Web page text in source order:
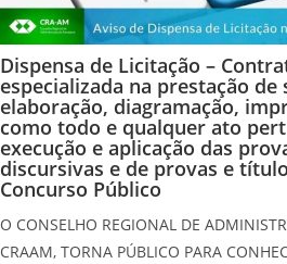
Dispensa de Licitação –
especializada na prestação
elaboração, diagramação,
como todo e qualquer ato
execução e aplicação das
discursivas e de provas e
Concurso Público
O CONSELHO REGIONAL DE
CRAAM, TORNA PÚBLICO PARA